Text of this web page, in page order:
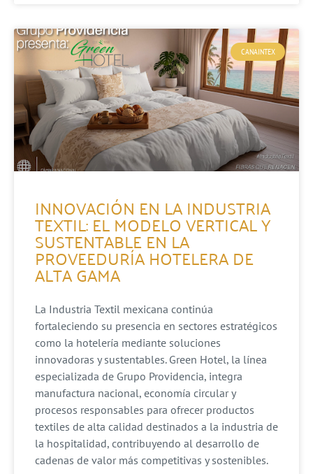
CANAINTEX
INNOVACIÓN EN LA INDUSTRIA
TEXTIL: EL MODELO VERTICAL Y
SUSTENTABLE EN LA
PROVEEDURÍA HOTELERA DE
ALTA GAMA
La Industria Textil mexicana continúa
fortaleciendo su presencia en sectores estratégicos
como la hotelería mediante soluciones
innovadoras y sustentables. Green Hotel, la línea
especializada de Grupo Providencia, integra
manufactura nacional, economía circular y
procesos responsables para ofrecer productos
textiles de alta calidad destinados a la industria de
la hospitalidad, contribuyendo al desarrollo de
cadenas de valor más competitivas y sostenibles.